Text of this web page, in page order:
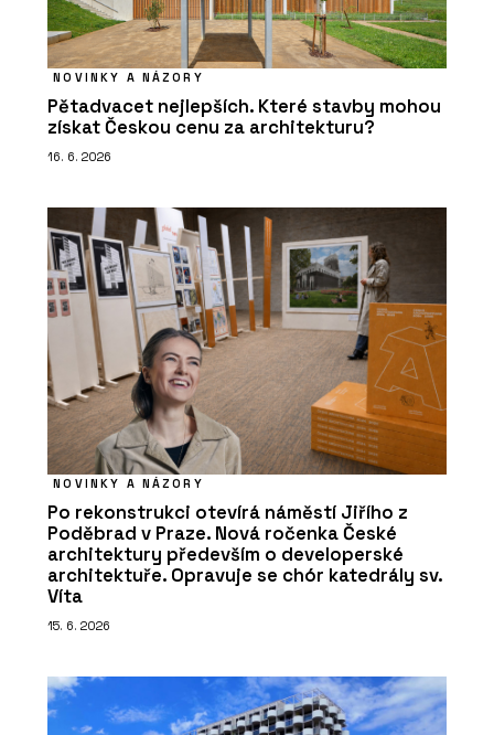
NOVINKY A NÁZORY
Pětadvacet nejlepších. Které stavby mohou
získat Českou cenu za architekturu?
16. 6. 2026
NOVINKY A NÁZORY
Po rekonstrukci otevírá náměstí Jiřího z
Poděbrad v Praze. Nová ročenka České
architektury především o developerské
architektuře. Opravuje se chór katedrály sv.
Víta
15. 6. 2026